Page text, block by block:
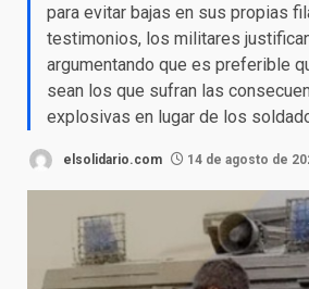
para evitar bajas en sus propias
testimonios, los militares
argumentando que es preferible
sean los que sufran las
explosivas en lugar de los
elsolidario.com 14 de agosto de